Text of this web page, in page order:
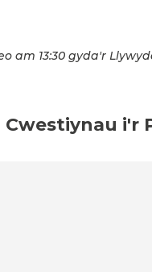
13:30 gyda'r
Cwestiynau i'r